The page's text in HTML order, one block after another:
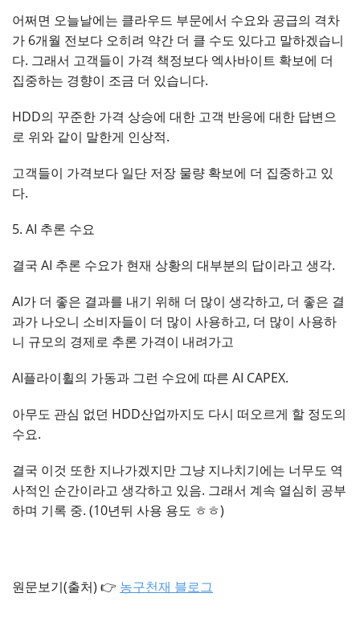
어쩌면 오늘날에는 클라우드 부문에서 수요와 공급의 격차
가 6개월 전보다 오히려 약간 더 클 수도 있다고 말하겠습니
다. 그래서 고객들이 가격 책정보다 엑사바이트 확보에 더
집중하는 경향이 조금 더 있습니다.
HDD의 꾸준한 가격 상승에 대한 고객 반응에 대한 답변으
로 위와 같이 말한게 인상적.
고객들이 가격보다 일단 저장 물량 확보에 더 집중하고 있
다.
5. AI 추론 수요
결국 AI 추론 수요가 현재 상황의 대부분의 답이라고 생각.
AI가 더 좋은 결과를 내기 위해 더 많이 생각하고, 더 좋은 결
과가 나오니 소비자들이 더 많이 사용하고, 더 많이 사용하
니 규모의 경제로 추론 가격이 내려가고
AI플라이휠의 가동과 그런 수요에 따른 AI CAPEX.
아무도 관심 없던 HDD산업까지도 다시 떠오르게 할 정도의
수요.
결국 이것 또한 지나가겠지만 그냥 지나치기에는 너무도 역
사적인 순간이라고 생각하고 있음. 그래서 계속 열심히 공부
하며 기록 중. (10년뒤 사용 용도 ㅎㅎ)
원문보기(출처) 👉 농구천재 블로그